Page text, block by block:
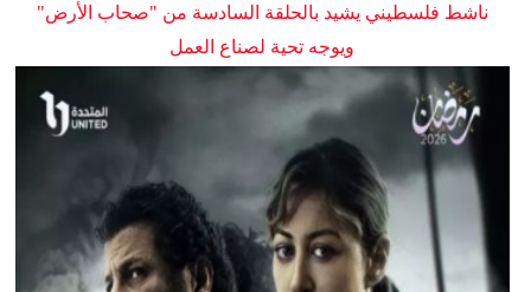
ناشط فلسطيني يشيد بالحلقة السادسة من "صحاب الأرض"
ويوجه تحية لصناع العمل